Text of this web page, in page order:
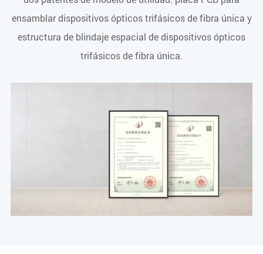
ensamblar dispositivos ópticos trifásicos de fibra única y
estructura de blindaje espacial de dispositivos ópticos
trifásicos de fibra única.